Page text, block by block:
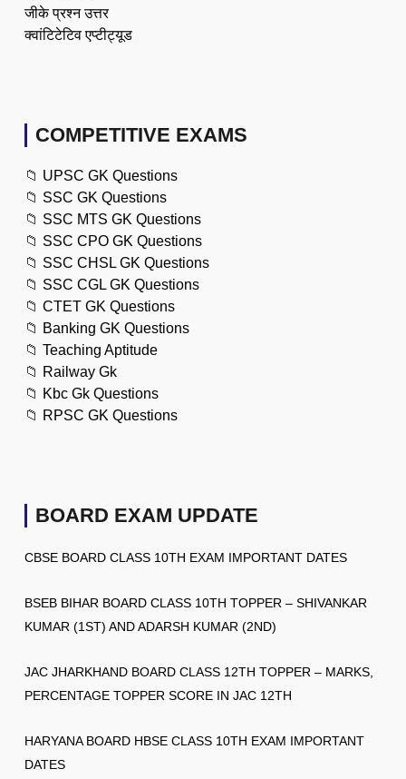
जीके प्रश्न उत्तर
क्वांटिटेटिव एप्टीट्यूड
COMPETITIVE EXAMS
📁 UPSC GK Questions
📁 SSC GK Questions
📁 SSC MTS GK Questions
📁 SSC CPO GK Questions
📁 SSC CHSL GK Questions
📁 SSC CGL GK Questions
📁 CTET GK Questions
📁 Banking GK Questions
📁 Teaching Aptitude
📁 Railway Gk
📁 Kbc Gk Questions
📁 RPSC GK Questions
BOARD EXAM UPDATE
CBSE BOARD CLASS 10TH EXAM IMPORTANT DATES
BSEB BIHAR BOARD CLASS 10TH TOPPER – SHIVANKAR
KUMAR (1ST) AND ADARSH KUMAR (2ND)
JAC JHARKHAND BOARD CLASS 12TH TOPPER – MARKS,
PERCENTAGE TOPPER SCORE IN JAC 12TH
HARYANA BOARD HBSE CLASS 10TH EXAM IMPORTANT
DATES